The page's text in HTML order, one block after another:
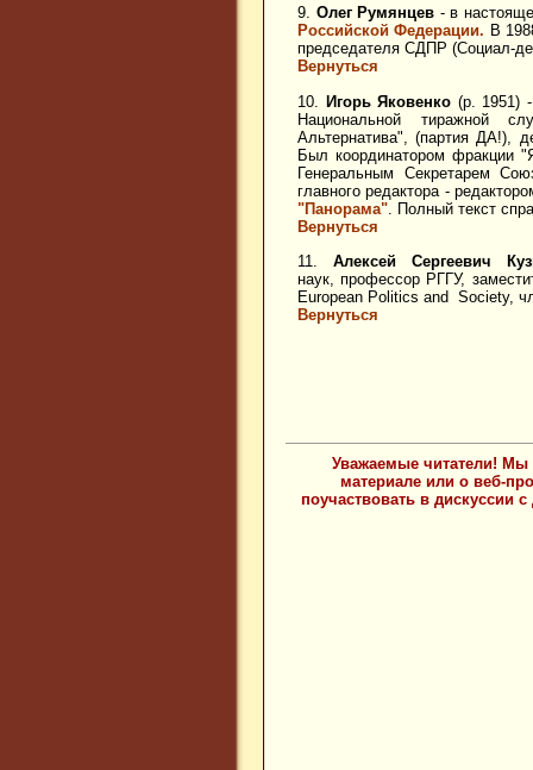
9. Олег Румянцев - в
Российской Федерации. В
председателя СДПР (Социал-
Вернуться
10. Игорь Яковенко (р. 1951)
Национальной тиражной
Альтернатива", (партия ДА!),
Был координатором фракции
Генеральным Секретарем
главного редактора -
"Панорама" . Полный текст
Вернуться
11. Алексей Сергеевич
наук, профессор РГГУ,
European Politics and Society,
Вернуться
Уважаемые читатели! Мы
материале или о веб-
поучаствовать в дискуссии